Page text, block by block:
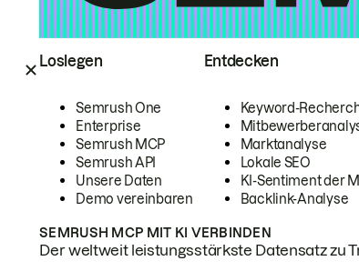
Loslegen
Semrush One
Enterprise
Semrush MCP
Semrush API
Unsere Daten
Demo vereinbaren
Entdecken
Keyword-
Marktanalyse
Lokale SEO
KI-Sentiment der
Backlink-Analyse
SEMRUSH MCP MIT KI VERBINDEN
Der weltweit leistungsstärkste Datensatz zu